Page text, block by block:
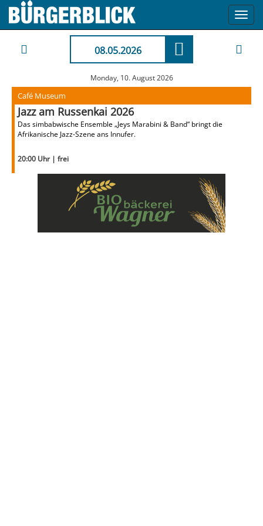
08.05.2026
Monday, 10. August 2026
Café Museum
Jazz am Russenkai 2026
Das simbabwische Ensemble „Jeys Marabini & Band“ bringt die
Afrikanische Jazz-Szene ans Innufer.
20:00 Uhr | frei